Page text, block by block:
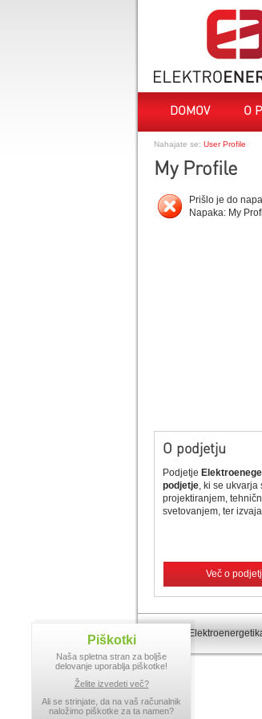
DOMOV O
Nahajate se: User Profile
My Profile
Prišlo je do
Napaka: My
O podjetju
Podjetje
podjetje, ki se ukvarja
projektiranjem,
svetovanjem, ter
Več o
© 2013
Piškotki
Naša spletna stran za boljše
delovanje uporablja piškotke!
Želite izvedeti več?
Ali se strinjate, da na vaš računalnik
naložimo piškotke za ta namen?